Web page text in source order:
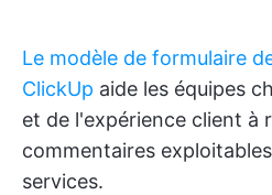
Le modèle de formulaire
ClickUp aide les équipes
et de l'expérience client à
commentaires
services.